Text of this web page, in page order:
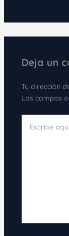
Deja un
Tu dirección
Los campos
aquí...